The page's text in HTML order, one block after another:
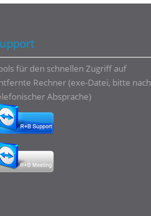
für den schnellen Zugriff auf
Rechner (exe-Datei, bitte nach
Absprache)